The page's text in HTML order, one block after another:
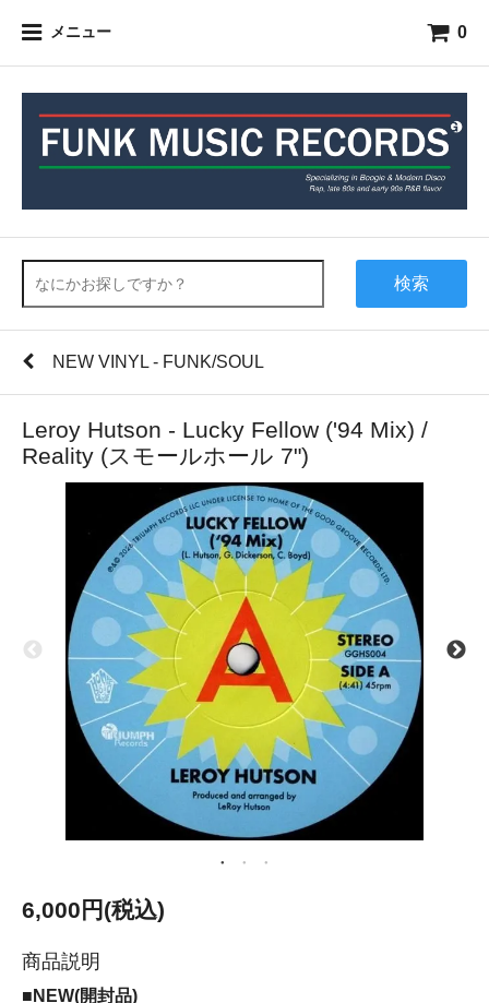
メニュー 0
検索
NEW VINYL - FUNK/SOUL
Leroy Hutson - Lucky Fellow ('94 Mix) /
Reality (スモールホール 7")
6,000円(税込)
商品説明
■NEW(開封品)